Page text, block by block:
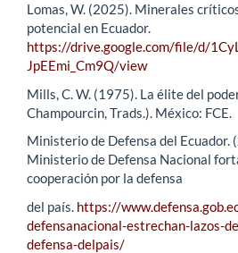
Lomas, W. (2025). Minerales
potencial en Ecuador.
https://drive.google.com/file/d/
JpEEmi_Cm9Q/view
Mills, C. W. (1975). La élite del
Champourcin, Trads.). México: FCE.
Ministerio de Defensa del Ecuador.
Ministerio de Defensa Nacional
cooperación por la defensa
del país. https://
defensanacional-estrechan-lazos-
defensa-delpais/